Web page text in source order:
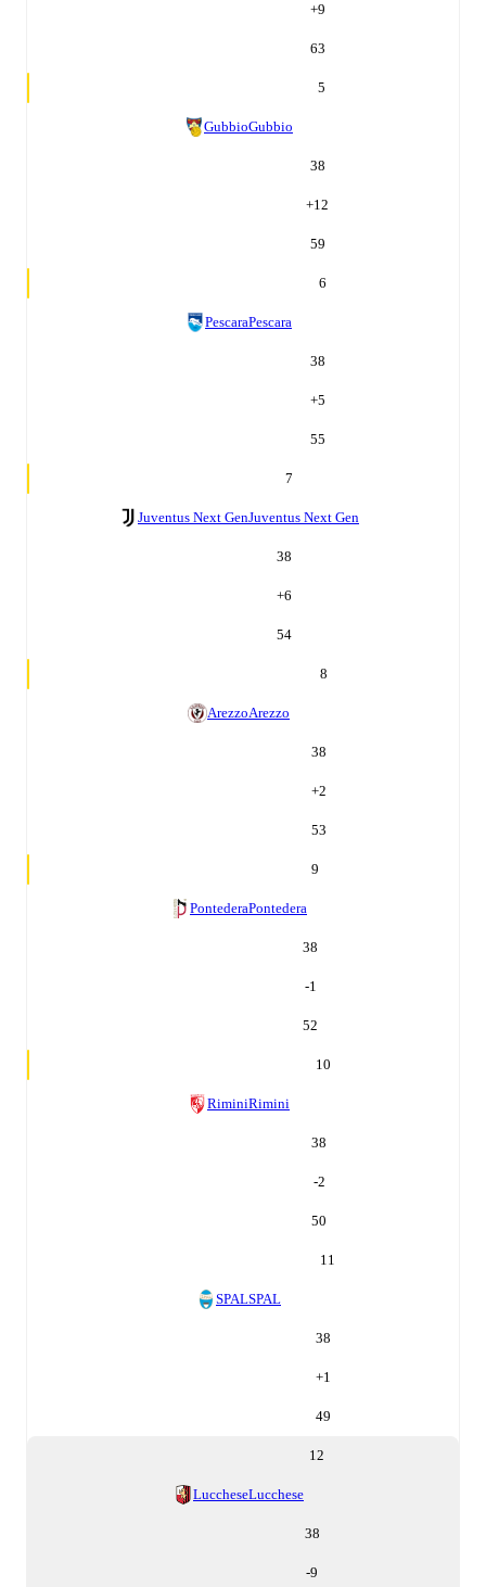
+9
63
5
GubbioGubbio
38
+12
59
6
PescaraPescara
38
+5
55
7
Juventus Next GenJuventus Next Gen
38
+6
54
8
ArezzoArezzo
38
+2
53
9
PontederaPontedera
38
-1
52
10
RiminiRimini
38
-2
50
11
SPALSPAL
38
+1
49
12
LuccheseLucchese
38
-9